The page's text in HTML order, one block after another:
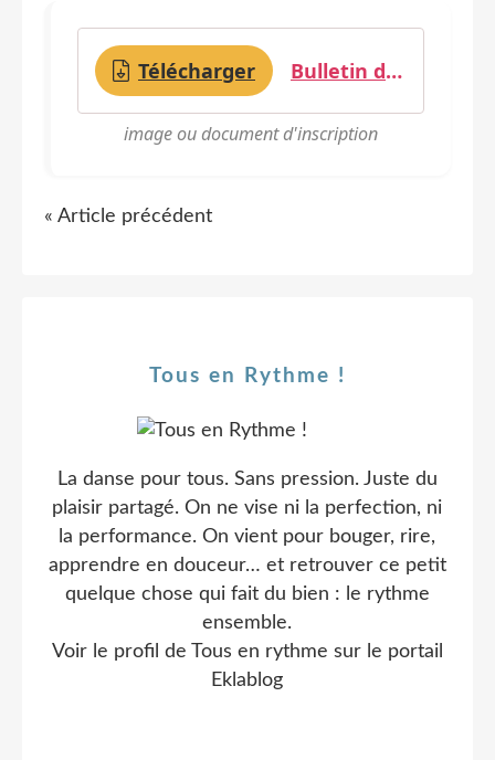
Télécharger Bulletin d inscription Back West 2026
image ou document d'inscription
« Article précédent
Tous en Rythme !
La danse pour tous. Sans pression. Juste du
plaisir partagé. On ne vise ni la perfection, ni
la performance. On vient pour bouger, rire,
apprendre en douceur… et retrouver ce petit
quelque chose qui fait du bien : le rythme
ensemble.
Voir le profil de Tous en rythme sur le portail
Eklablog